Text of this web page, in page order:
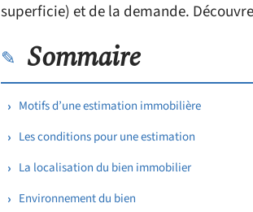
superficie) et de la demande.
Sommaire
Motifs d’une estimation immobilière
Les conditions pour une estimation
La localisation du bien immobilier
Environnement du bien